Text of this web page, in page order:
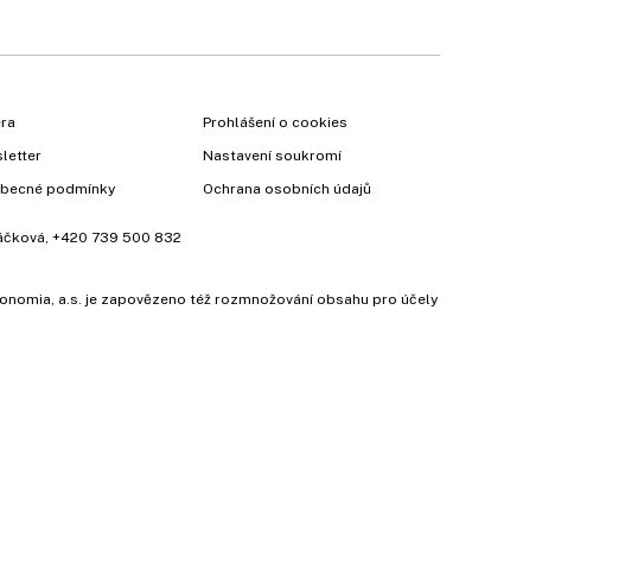
podmínky
Prohlášení o cookies
Nastavení soukromí
Ochrana osobních údajů
+420 739 500 832
a.s. je zapovězeno též rozmnožování obsahu pro účely